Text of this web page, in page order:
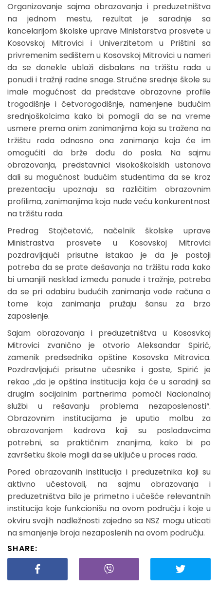
Organizovanje sajma obrazovanja i preduzetništva
na jednom mestu, rezultat je saradnje sa
kancelarijom školske uprave Ministarstva prosvete u
Kosovskoj Mitrovici i Univerzitetom u Prištini sa
privremenim sedištem u Kosovskoj Mitrovici u nameri
da se donekle ublaži disbalans na tržištu rada u
ponudi i tražnji radne snage. Stručne srednje škole su
imale mogućnost da predstave obrazovne profile
trogodišnje i četvorogodišnje, namenjene budućim
srednjoškolcima kako bi pomogli da se na vreme
usmere prema onim zanimanjima koja su tražena na
tržištu rada odnosno ona zanimanja koja će im
omogućiti da brže dođu do posla. Na sajmu
obrazovanja, predstavnici visokoškolskih ustanova
dali su mogućnost budućim studentima da se kroz
prezentaciju upoznaju sa različitim obrazovnim
profilima, zanimanjima koja nude veću konkurentnost
na tržištu rada.
Predrag Stojčetović, načelnik školske uprave
Ministrastva prosvete u Kosovskoj Mitrovici
pozdravljajući prisutne istakao je da je postoji
potreba da se prate dešavanja na tržištu rada kako
bi umanjili nesklad između ponude i tražnje, potreba
da se pri odabiru budućih zanimanja vode računa o
tome koja zanimanja pružaju šansu za brzo
zaposlenje.
Sajam obrazovanja i preduzetništva u Kososvkoj
Mitrovici zvanično je otvorio Aleksandar Spirić,
zamenik predsednika opštine Kosovska Mitrovica.
Pozdravljajući prisutne učesnike i goste, Spirić je
rekao ,,da je opština institucija koja će u saradnji sa
drugim socijalnim partnerima pomoći Nacionalnoj
službi u rešavanju problema nezaposlenosti“.
Obrazovnim institucijama je uputio molbu za
obrazovanjem kadrova koji su poslodavcima
potrebni, sa praktičnim znanjima, kako bi po
završetku škole mogli da se uključe u proces rada.
Pored obrazovanih institucija i preduzetnika koji su
aktivno učestovali, na sajmu obrazovanja i
preduzetništva bilo je primetno i učešće relevantnih
institucija koje funkcionišu na ovom području i koje u
okviru svojih nadležnosti zajedno sa NSZ mogu uticati
na smanjenje broja nezaposlenih na ovom području.
SHARE: